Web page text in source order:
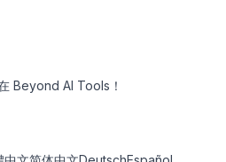
Beyond AI Tools！